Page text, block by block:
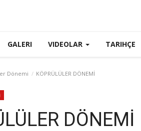
GALERI VIDEOLAR TARIHÇE
Dönemi KÖPRÜLÜLER DÖNEMİ
DÖNEMİ